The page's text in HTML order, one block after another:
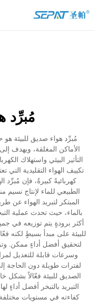
مُبرِّد
مُبرِّد هواء صديق للبيئة
الأماكن المغلقة، ويهدف
التأثير البيئي واستهلاك
تكييف الهواء التقليدية التي
كهربائيةً كبيرةً، فإن مُبرِّد
الطبيعي للماء لإنتاج نسيم
المبتكر لتبريد الهواء عن
بالماء، حيث تحدث عملية
أكثر برودةٍ يتم توزيعه في
للبيئة على مبدأ بسيطٍ لكنه
لتحقيق أفضل أداءٍ ممكن.
وسرعات قابلة للتعديل
لفترات طويلة دون الحاجة
الصديق للبيئة فعّالاً بشكل
التبريد بالتبخر أفضل
كفاءته في مستويات